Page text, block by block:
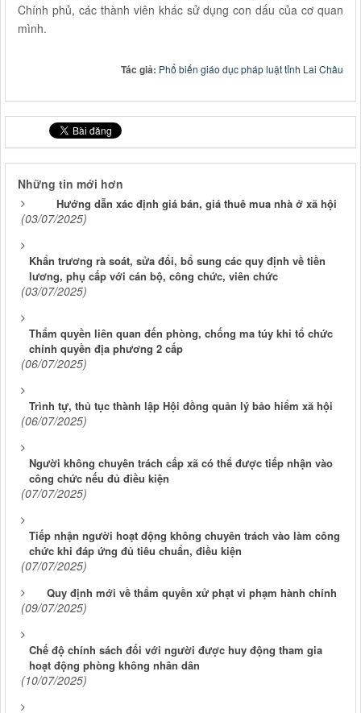
Chính phủ, các thành viên khác sử dụng con dấu của cơ quan
mình.
Tác giả: Phổ biến giáo dục pháp luật tỉnh Lai Châu
Những tin mới hơn
Hướng dẫn xác định giá bán, giá thuê mua nhà ở xã hội
(03/07/2025)
Khẩn trương rà soát, sửa đổi, bổ sung các quy định về tiền
lương, phụ cấp với cán bộ, công chức, viên chức
(03/07/2025)
Thẩm quyền liên quan đến phòng, chống ma túy khi tổ chức
chính quyền địa phương 2 cấp
(06/07/2025)
Trình tự, thủ tục thành lập Hội đồng quản lý bảo hiểm xã hội
(06/07/2025)
Người không chuyên trách cấp xã có thể được tiếp nhận vào
công chức nếu đủ điều kiện
(07/07/2025)
Tiếp nhận người hoạt động không chuyên trách vào làm công
chức khi đáp ứng đủ tiêu chuẩn, điều kiện
(07/07/2025)
Quy định mới về thẩm quyền xử phạt vi phạm hành chính
(09/07/2025)
Chế độ chính sách đối với người được huy động tham gia
hoạt động phòng không nhân dân
(10/07/2025)